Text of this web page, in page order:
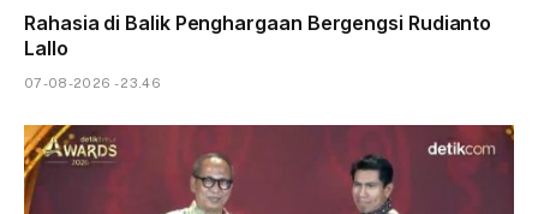
Rahasia di Balik Penghargaan Bergengsi Rudianto
Lallo
07-08-2026 - 23.46